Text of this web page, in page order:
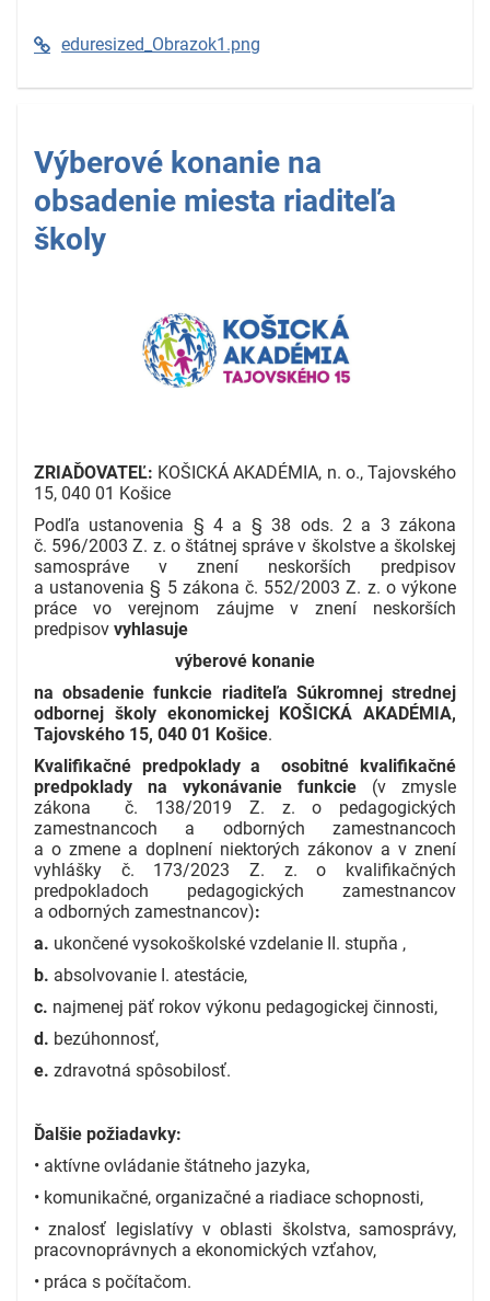
eduresized_Obrazok1.png
Výberové konanie na
obsadenie miesta riaditeľa
školy
ZRIAĎOVATEĽ: KOŠICKÁ AKADÉMIA, n. o., Tajovského
15, 040 01 Košice
Podľa ustanovenia § 4 a § 38 ods. 2 a 3 zákona
č. 596/2003 Z. z. o štátnej správe v školstve a školskej
samospráve v znení neskorších predpisov
a ustanovenia § 5 zákona č. 552/2003 Z. z. o výkone
práce vo verejnom záujme v znení neskorších
predpisov vyhlasuje
výberové konanie
na obsadenie funkcie riaditeľa Súkromnej strednej
odbornej školy ekonomickej KOŠICKÁ AKADÉMIA,
Tajovského 15, 040 01 Košice.
Kvalifikačné predpoklady a osobitné kvalifikačné
predpoklady na vykonávanie funkcie (v zmysle
zákona č. 138/2019 Z. z. o pedagogických
zamestnancoch a odborných zamestnancoch
a o zmene a doplnení niektorých zákonov a v znení
vyhlášky č. 173/2023 Z. z. o kvalifikačných
predpokladoch pedagogických zamestnancov
a odborných zamestnancov):
a. ukončené vysokoškolské vzdelanie II. stupňa ,
b. absolvovanie I. atestácie,
c. najmenej päť rokov výkonu pedagogickej činnosti,
d. bezúhonnosť,
e. zdravotná spôsobilosť.
Ďalšie požiadavky:
• aktívne ovládanie štátneho jazyka,
• komunikačné, organizačné a riadiace schopnosti,
• znalosť legislatívy v oblasti školstva, samosprávy,
pracovnoprávnych a ekonomických vzťahov,
• práca s počítačom.